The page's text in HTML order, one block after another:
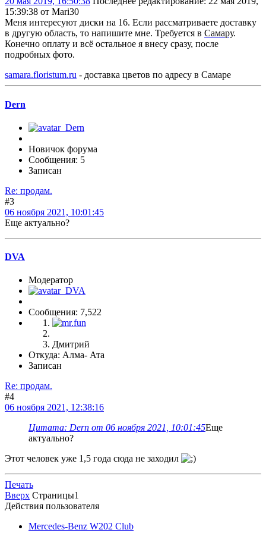
15:39:38 от Mari30
Меня интересуют диски на 16. Если рассматриваете доставку
в другую область, то напишите мне. Требуется в Самару.
Конечно оплату и всё остальное я внесу сразу, после
подробных фото.
samara.floristum.ru - доставка цветов по адресу в Самаре
Dern
Новичок форума
Сообщения: 5
Записан
Re: продам.
#3
06 ноября 2021, 10:01:45
Еще актуально?
DVA
Модератор
Сообщения: 7,522
Дмитрий
Откуда: Алма- Ата
Записан
Re: продам.
#4
06 ноября 2021, 12:38:16
Цитата: Dern от 06 ноября 2021, 10:01:45Еще
актуально?
Этот человек уже 1,5 года сюда не заходил
Печать
Вверх Страницы1
Действия пользователя
Mercedes-Benz W202 Club